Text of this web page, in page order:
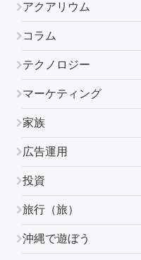
アクアリウム
コラム
テクノロジー
マーケティング
家族
広告運用
投資
旅行（旅）
沖縄で遊ぼう